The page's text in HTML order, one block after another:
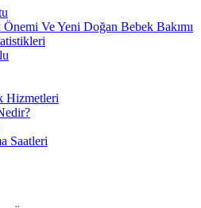
Ve Yeni Doğan Bebek Bakımı
Hizmetleri
Saatleri